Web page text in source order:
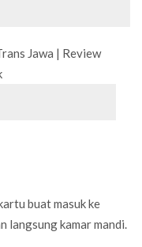
buat masuk ke
langsung kamar mandi.